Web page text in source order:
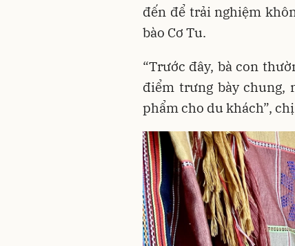
đến để trải nghiệm
bào Cơ Tu.
“Trước đây, bà con
điểm trưng bày chung,
phẩm cho du khách”,